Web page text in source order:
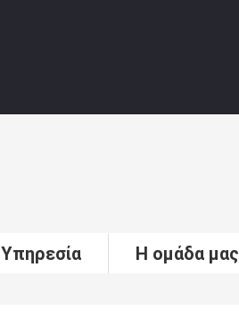
Υπηρεσία Η ομάδα μας